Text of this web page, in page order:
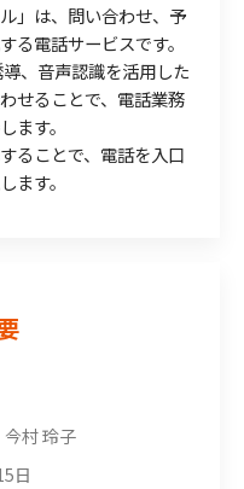
」は、問い合わせ、予
る電話サービスです。
、音声認識を活用した
せることで、電話業務
ます。
ることで、電話を入口
ます。
村 玲子
日